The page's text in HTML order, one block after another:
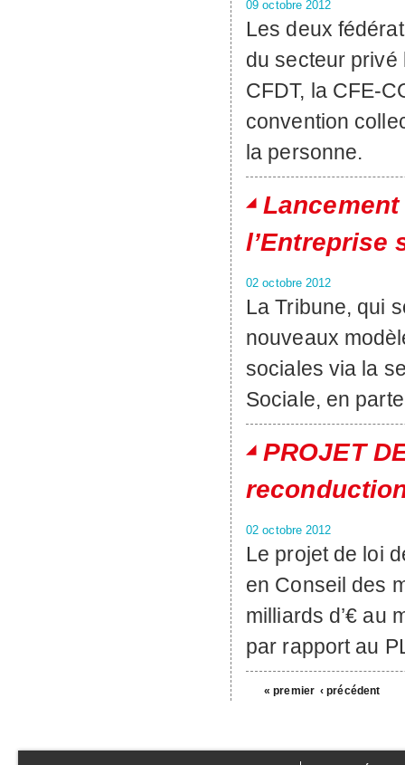
09 octobre 2012
Les deux
du secteur privé
CFDT, la CFE-
convention
la personne.
l’Entreprise
02 octobre 2012
La Tribune, qui
nouveaux
sociales via la
Sociale, en
PROJET
02 octobre 2012
Le projet de loi
en Conseil des
milliards d’€ au
par rapport au
« premier ‹ précédent